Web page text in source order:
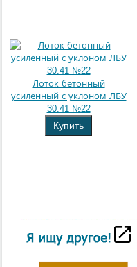
Лоток бетонный
усиленный с уклоном ЛБУ
30.41 №22
Купить